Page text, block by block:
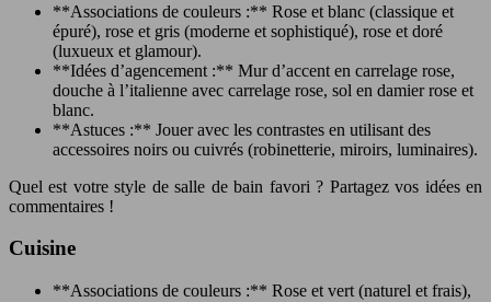
**Associations de couleurs :** Rose et blanc (classique et
épuré), rose et gris (moderne et sophistiqué), rose et doré
(luxueux et glamour).
**Idées d’agencement :** Mur d’accent en carrelage rose,
douche à l’italienne avec carrelage rose, sol en damier rose et
blanc.
**Astuces :** Jouer avec les contrastes en utilisant des
accessoires noirs ou cuivrés (robinetterie, miroirs, luminaires).
Quel est votre style de salle de bain favori ? Partagez vos idées en
commentaires !
Cuisine
**Associations de couleurs :** Rose et vert (naturel et frais),